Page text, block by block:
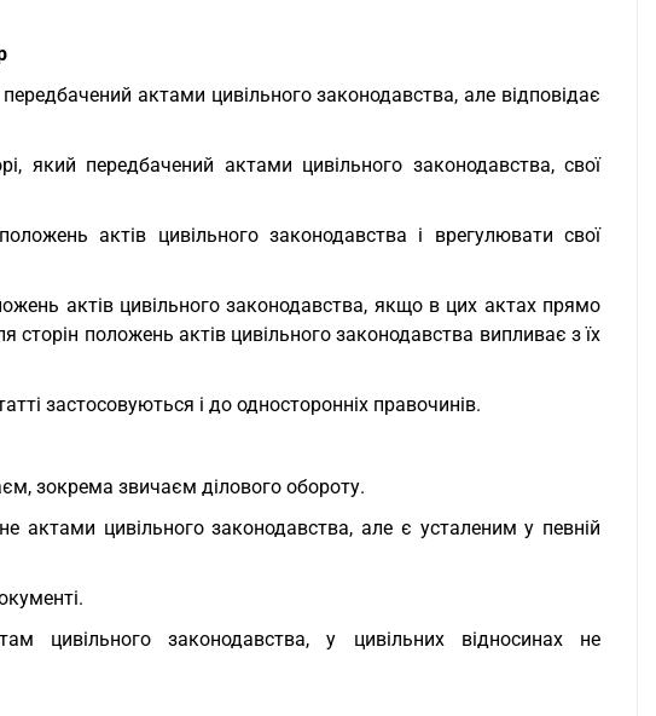
актами цивільного законодавства, але відповідає
який передбачений актами цивільного законодавства, свої
актів цивільного законодавства і врегулювати свої
актів цивільного законодавства, якщо в цих актах прямо
сторін положень актів цивільного законодавства випливає з їх
застосовуються і до односторонніх правочинів.
зокрема звичаєм ділового обороту.
актами цивільного законодавства, але є усталеним у певній
цивільного законодавства, у цивільних відносинах не